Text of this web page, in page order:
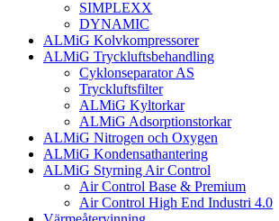
SIMPLEXX
DYNAMIC
ALMiG Kolvkompressorer
ALMiG Tryckluftsbehandling
Cyklonseparator AS
Tryckluftsfilter
ALMiG Kyltorkar
ALMiG Adsorptionstorkar
ALMiG Nitrogen och Oxygen
ALMiG Kondensathantering
ALMiG Styrning Air Control
Air Control Base & Premium
Air Control High End Industri 4.0